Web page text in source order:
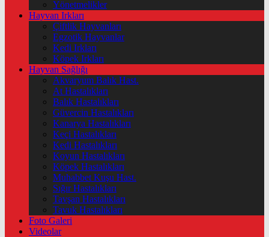
Yönetmelikler
Hayvan Irkları
Çiftlik Hayvanları
Egzotik Hayvanlar
Kedi Irkları
Köpek Irkları
Hayvan Sağlığı
Akvaryum Balık Hast.
At Hastalıkları
Balık Hastalıkları
Güvercin Hastalıkları
Kanarya Hastalıkları
Keçi Hastalıkları
Kedi Hastalıkları
Koyun Hastalıkları
Köpek Hastalıkları
Muhabbet Kuşu Hast.
Sığır Hastalıkları
Tavşan Hastalıkları
Tavuk Hastalıkları
Foto Galeri
Videolar